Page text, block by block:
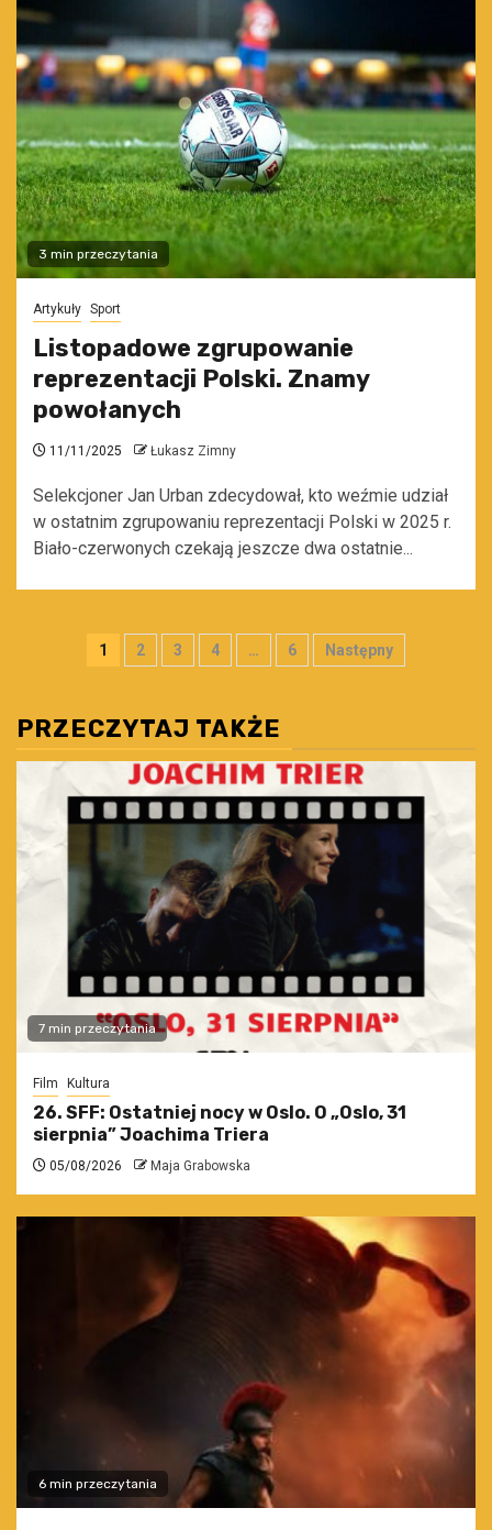
3 min przeczytania
Artykuły Sport
Listopadowe zgrupowanie
reprezentacji Polski. Znamy
powołanych
11/11/2025 Łukasz Zimny
Selekcjoner Jan Urban zdecydował, kto weźmie udział
w ostatnim zgrupowaniu reprezentacji Polski w 2025 r.
Biało-czerwonych czekają jeszcze dwa ostatnie...
Stronicowanie
1 2 3 4 … 6 Następny
PRZECZYTAJ TAKŻE
7 min przeczytania
Film Kultura
26. SFF: Ostatniej nocy w Oslo. O „Oslo, 31
sierpnia” Joachima Triera
05/08/2026 Maja Grabowska
6 min przeczytania